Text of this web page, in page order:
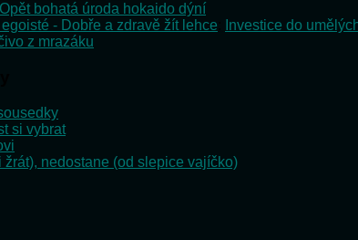
Opět bohatá úroda hokaido dýní
- Dobře a zdravě žít lehce
Investice do
z mrazáku
si vybrat
žrát), nedostane (od slepice vajíčko)